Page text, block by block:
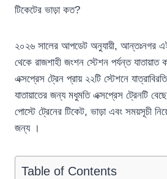
টিকেটের ভাড়া কত?
২০২৬ সালের আপডেট অনুযায়ী, আন্তঃনগর এই
থেকে রাজশাহী জংশন স্টেশন পর্যন্ত যাতায়াত
এক্সপ্রেস ট্রেন প্রায় ২২টি স্টেশনে
যাতায়াতের জন্য মধুমতি এক্সপ্রেস ট্রেনটি
পোস্টে ট্রেনের টিকেট, ভাড়া এবং সময়সূচী
জন্য ।
Table of Contents